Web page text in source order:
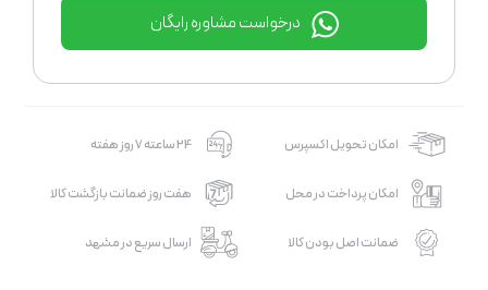
درخواست مشاوره رایگان
امکان تحویل اکسپرس 24 ساعته 7 روز هفته
امکان پرداخت در محل هفت روز ضمانت بازگشت کالا
ضمانت اصل بودن کالا ارسال سریع در مشهد